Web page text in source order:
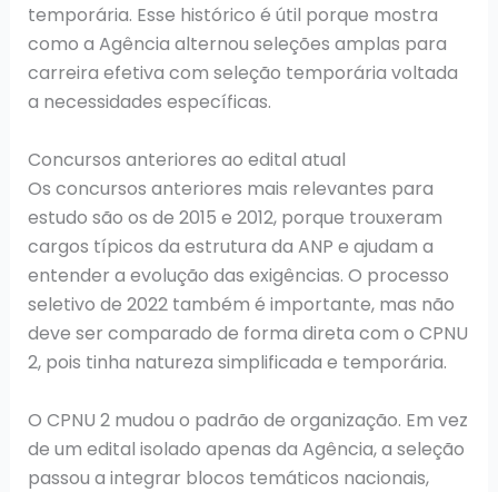
temporária. Esse histórico é útil porque mostra
como a Agência alternou seleções amplas para
carreira efetiva com seleção temporária voltada
a necessidades específicas.
Concursos anteriores ao edital atual
Os concursos anteriores mais relevantes para
estudo são os de 2015 e 2012, porque trouxeram
cargos típicos da estrutura da ANP e ajudam a
entender a evolução das exigências. O processo
seletivo de 2022 também é importante, mas não
deve ser comparado de forma direta com o CPNU
2, pois tinha natureza simplificada e temporária.
O CPNU 2 mudou o padrão de organização. Em vez
de um edital isolado apenas da Agência, a seleção
passou a integrar blocos temáticos nacionais,